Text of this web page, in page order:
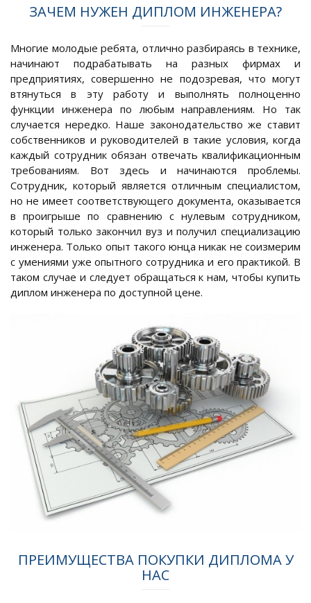
ЗАЧЕМ НУЖЕН ДИПЛОМ ИНЖЕНЕРА?
Многие молодые ребята, отлично разбираясь в технике,
начинают подрабатывать на разных фирмах и
предприятиях, совершенно не подозревая, что могут
втянуться в эту работу и выполнять полноценно
функции инженера по любым направлениям. Но так
случается нередко. Наше законодательство же ставит
собственников и руководителей в такие условия, когда
каждый сотрудник обязан отвечать квалификационным
требованиям. Вот здесь и начинаются проблемы.
Сотрудник, который является отличным специалистом,
но не имеет соответствующего документа, оказывается
в проигрыше по сравнению с нулевым сотрудником,
который только закончил вуз и получил специализацию
инженера. Только опыт такого юнца никак не соизмерим
с умениями уже опытного сотрудника и его практикой. В
таком случае и следует обращаться к нам, чтобы купить
диплом инженера по доступной цене.
ПРЕИМУЩЕСТВА ПОКУПКИ ДИПЛОМА У
НАС